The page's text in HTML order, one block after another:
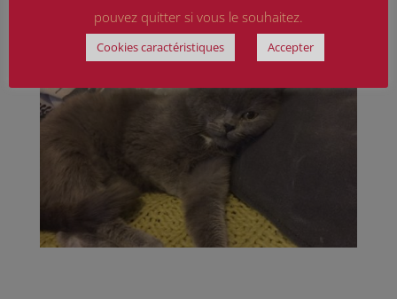
bien cordialement,
pouvez quitter si vous le souhaitez.
Cookies caractéristiques Accepter